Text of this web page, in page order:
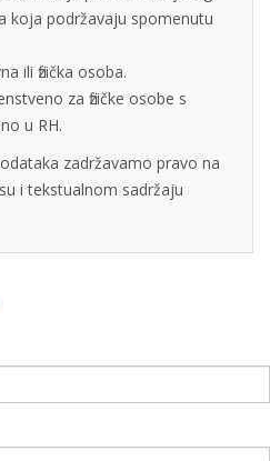
koja podržavaju spomenutu
ili fizička osoba.
za fizičke osobe s
u RH.
zadržavamo pravo na
i tekstualnom sadržaju